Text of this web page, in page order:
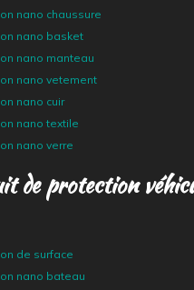
nano chaussure
nano basket
nano manteau
nano vetement
nano cuir
nano textile
nano verre
de protection
de surface
nano bateau